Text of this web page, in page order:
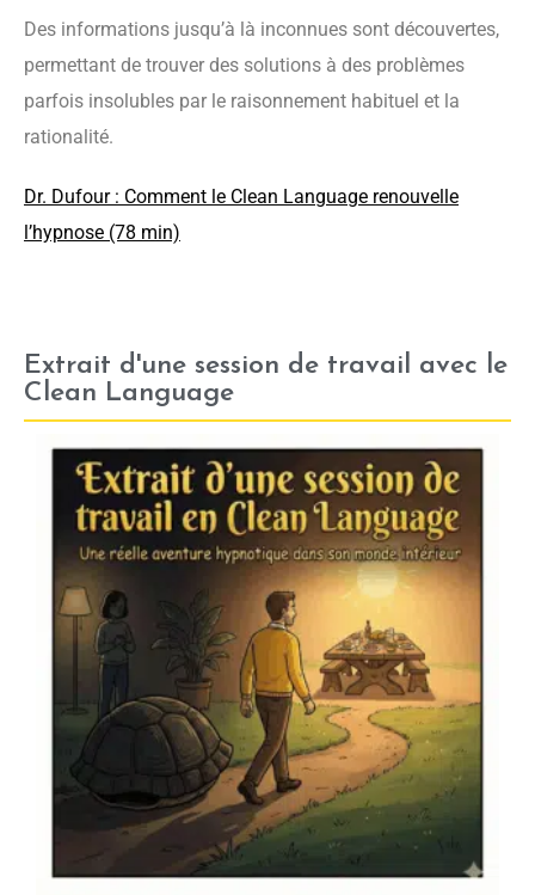
Des informations jusqu’à là inconnues sont découvertes,
permettant de trouver des solutions à des problèmes
parfois insolubles par le raisonnement habituel et la
rationalité.
Dr. Dufour : Comment le Clean Language renouvelle
l’hypnose (78 min)
Extrait d'une session de travail avec le
Clean Language